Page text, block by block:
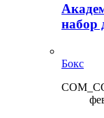
набор
Бокс